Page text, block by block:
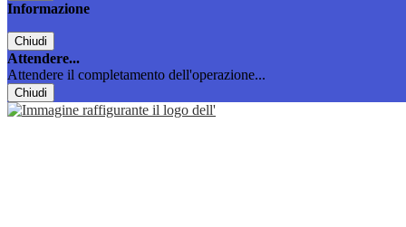
Informazione
Chiudi
Attendere...
Attendere il completamento dell'operazione...
Chiudi